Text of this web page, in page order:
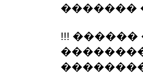
�������
!!!
�������� ��